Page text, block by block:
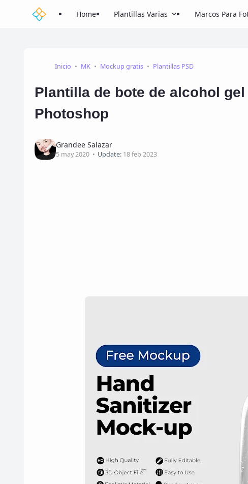
Home Plantillas Varias Marcos Para
Inicio MK Mockup gratis Plantillas PSD
Plantilla de bote de alcohol
Photoshop
Grandee Salazar
5 may 2020 Update: 18 feb 2023